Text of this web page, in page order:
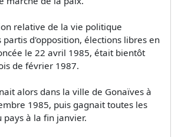
relative de la vie politique
d'opposition, élections libres en
le 22 avril 1985, était bientôt
de février 1987.
alors dans la ville de Gonaïves à
1985, puis gagnait toutes les
pays à la fin janvier.